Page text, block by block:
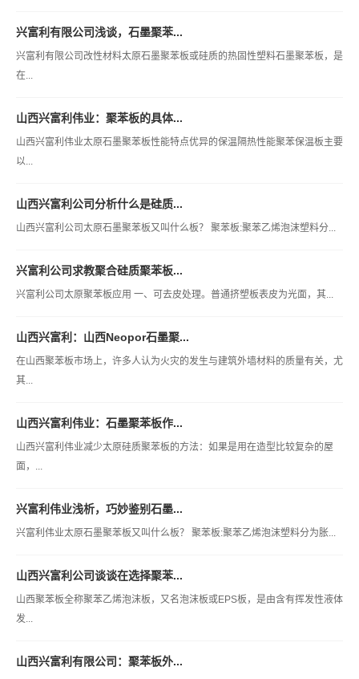
兴富利有限公司浅谈，石墨聚苯...
兴富利有限公司改性材料太原石墨聚苯板或硅质的热固性塑料石墨聚苯板，是
在...
山西兴富利伟业：聚苯板的具体...
山西兴富利伟业太原石墨聚苯板性能特点优异的保温隔热性能聚苯保温板主要
以...
山西兴富利公司分析什么是硅质...
山西兴富利公司太原石墨聚苯板又叫什么板？ 聚苯板:聚苯乙烯泡沫塑料分...
兴富利公司求教聚合硅质聚苯板...
兴富利公司太原聚苯板应用 一、可去皮处理。普通挤塑板表皮为光面，其...
山西兴富利：山西Neopor石墨聚...
在山西聚苯板市场上，许多人认为火灾的发生与建筑外墙材料的质量有关，尤
其...
山西兴富利伟业：石墨聚苯板作...
山西兴富利伟业减少太原硅质聚苯板的方法：如果是用在造型比较复杂的屋
面，...
兴富利伟业浅析，巧妙鉴别石墨...
兴富利伟业太原石墨聚苯板又叫什么板？ 聚苯板:聚苯乙烯泡沫塑料分为胀...
山西兴富利公司谈谈在选择聚苯...
山西聚苯板全称聚苯乙烯泡沫板，又名泡沫板或EPS板，是由含有挥发性液体
发...
山西兴富利有限公司：聚苯板外...